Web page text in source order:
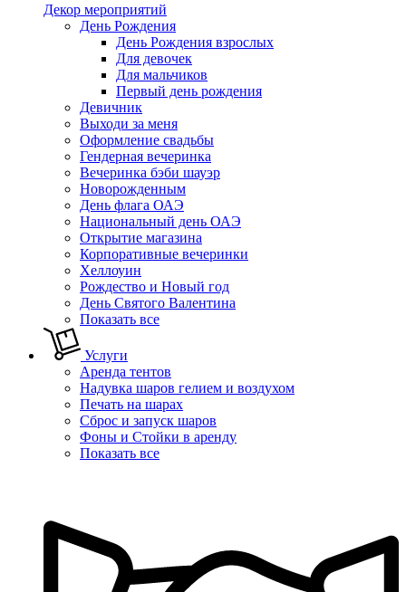
Декор мероприятий
День Рождения
День Рождения взрослых
Для девочек
Для мальчиков
Первый день рождения
Девичник
Выходи за меня
Оформление свадьбы
Гендерная вечеринка
Вечеринка бэби шауэр
Новорожденным
День флага ОАЭ
Национальный день ОАЭ
Открытие магазина
Корпоративные вечеринки
Хеллоуин
Рождество и Новый год
День Святого Валентина
Показать все
Услуги
Аренда тентов
Надувка шаров гелием и воздухом
Печать на шарах
Сброс и запуск шаров
Фоны и Стойки в аренду
Показать все